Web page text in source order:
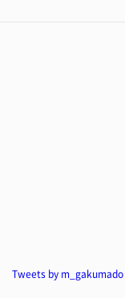
Tweets by m_gakumado